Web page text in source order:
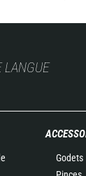
LANGUE
Godets